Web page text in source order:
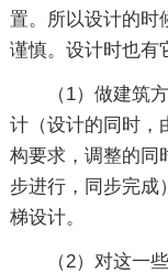
置。所以设计的时
谨慎。设计时也有
（1）做建筑
计（设计的同时，
构要求，调整的同
步进行，同步完成
梯设计。
（2）对这一